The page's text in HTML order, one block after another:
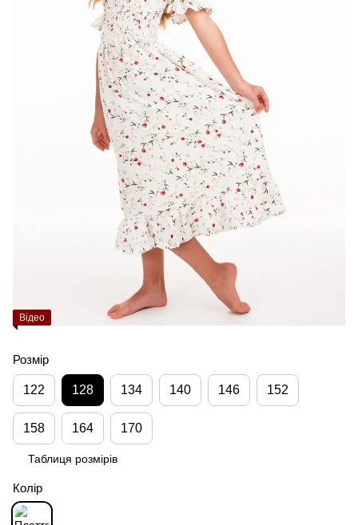
Відео
Розмір
122 128 134 140 146 152
158 164 170
Таблиця розмірів
Колір